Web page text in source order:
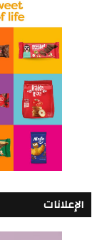
الإعلانات